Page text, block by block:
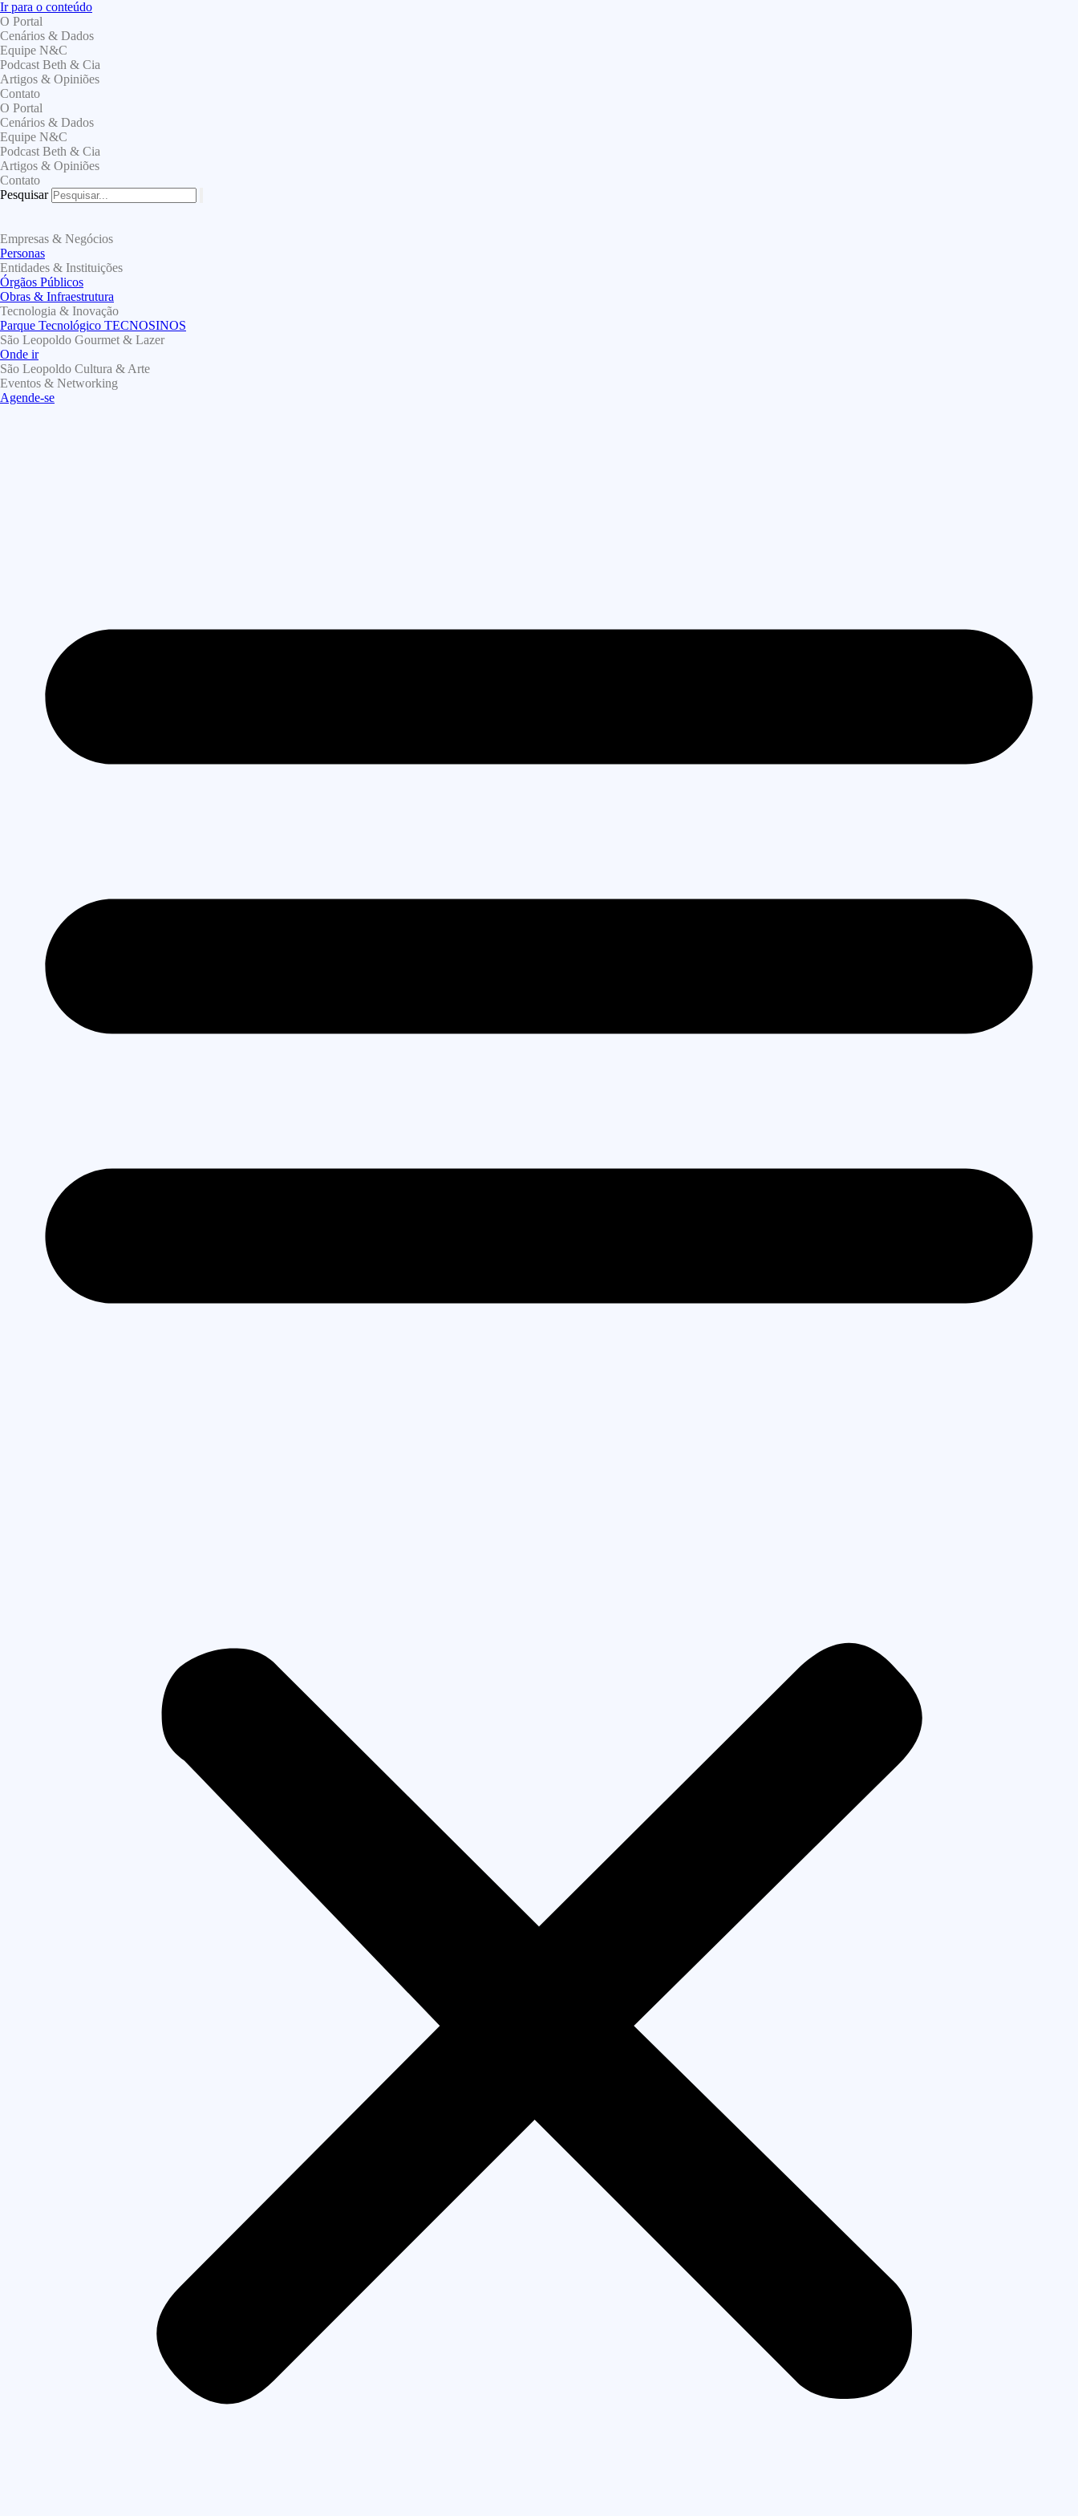
Ir para o conteúdo
O Portal
Cenários & Dados
Equipe N&C
Podcast Beth & Cia
Artigos & Opiniões
Contato
O Portal
Cenários & Dados
Equipe N&C
Podcast Beth & Cia
Artigos & Opiniões
Contato
Pesquisar
Empresas & Negócios
Personas
Entidades & Instituições
Órgãos Públicos
Obras & Infraestrutura
Tecnologia & Inovação
Parque Tecnológico TECNOSINOS
São Leopoldo Gourmet & Lazer
Onde ir
São Leopoldo Cultura & Arte
Eventos & Networking
Agende-se